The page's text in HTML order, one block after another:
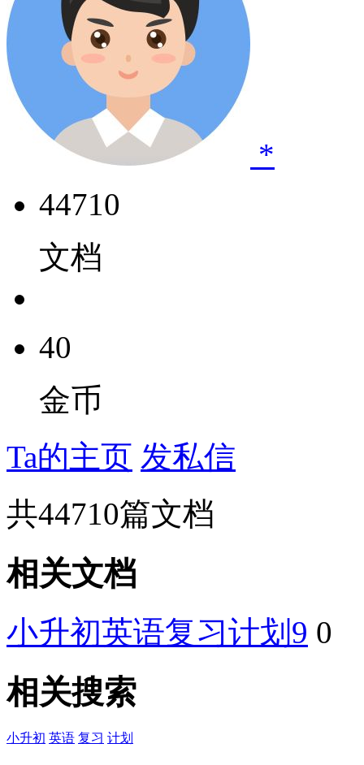
*
44710
文档
40
金币
Ta的主页 发私信
共44710篇文档
相关文档
小升初英语复习计划9 0
相关搜索
小升初 英语 复习 计划